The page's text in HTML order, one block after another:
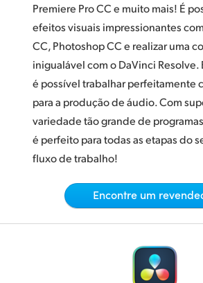
Netherlands
New Zealand
Norway
Poland
Portugal
South Africa
Premiere Pro CC e muito mais! É
efeitos visuais impressionantes
CC, Photoshop CC e realizar uma
inigualável com o DaVinci Resolve.
é possível trabalhar perfeitamente
para a produção de áudio. Com
variedade tão grande de
é perfeito para todas as etapas do
fluxo de trabalho!
Encontre um